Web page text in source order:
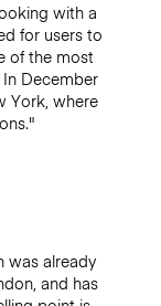
with a
for users to
of the most
December
York, where
was already
and has